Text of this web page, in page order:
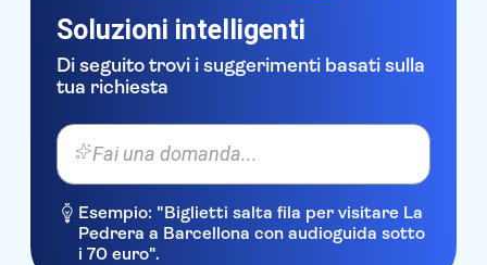
Soluzioni intelligenti
Di seguito trovi i suggerimenti basati sulla
tua richiesta
Fai una domanda...
Esempio: "Biglietti salta fila per visitare La
Pedrera a Barcellona con audioguida sotto
i 70 euro".